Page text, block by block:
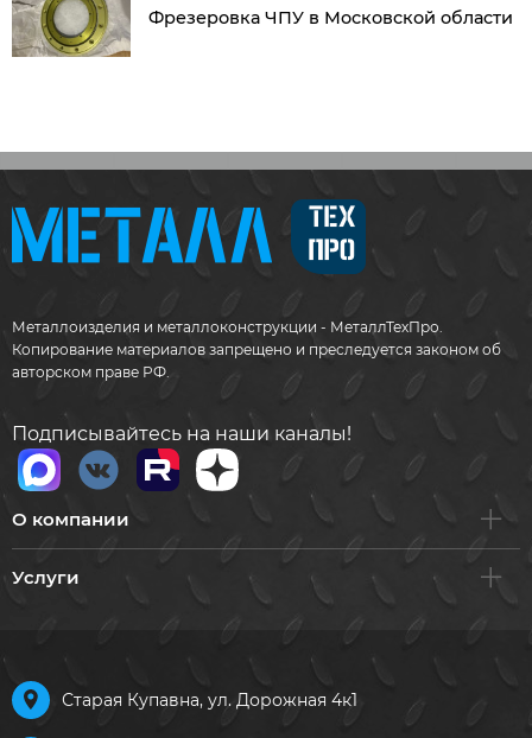
Фрезеровка ЧПУ в Московской области
Металлоизделия и металлоконструкции - МеталлТехПро.
Копирование материалов запрещено и преследуется законом об
авторском праве РФ.
Подписывайтесь на наши каналы!
О компании
Услуги
Старая Купавна, ул. Дорожная 4к1